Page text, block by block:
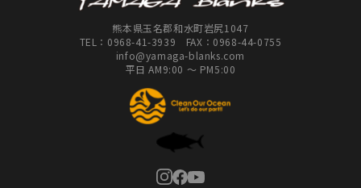
熊本県玉名郡和水町岩尻1047
TEL： 0968-41-3939 FAX：0968-44-0755
info@yamaga-blanks.com
平日 AM9:00 ～ PM5:00